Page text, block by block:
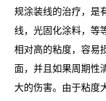
规涂装线的治疗，是
线，光固化涂料，等
相对高的粘度，容易
面，并且如果周期性
大的伤害。由于粘度